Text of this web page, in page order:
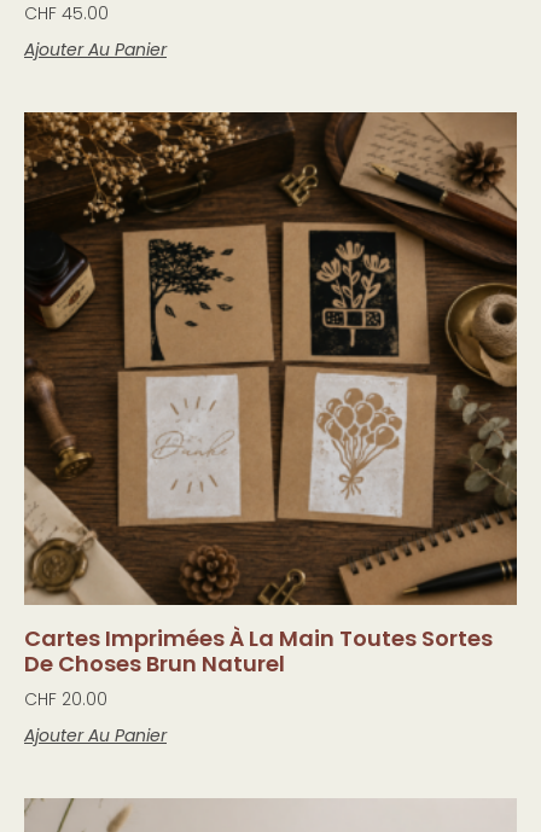
CHF 45.00
Ajouter Au Panier
Cartes Imprimées À La Main Toutes Sortes
De Choses Brun Naturel
CHF 20.00
Ajouter Au Panier